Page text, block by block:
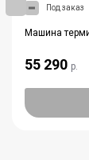
Под заказ
Машина
55 290 р.